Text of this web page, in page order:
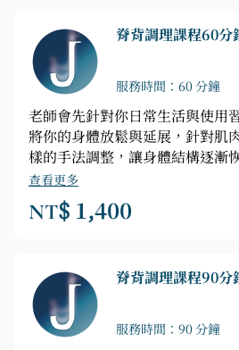
脊背調理課程60分
服務時間：60 分鐘
老師會先針對你日常生活與使用
將你的身體放鬆與延展，針對肌
樣的手法調整，讓身體結構逐漸
運動舊傷，重大手術，扭傷或是
對不同部位會進行判斷，讓他可
查看更多
NT$ 1,400
脊背調理課程90分
服務時間：90 分鐘